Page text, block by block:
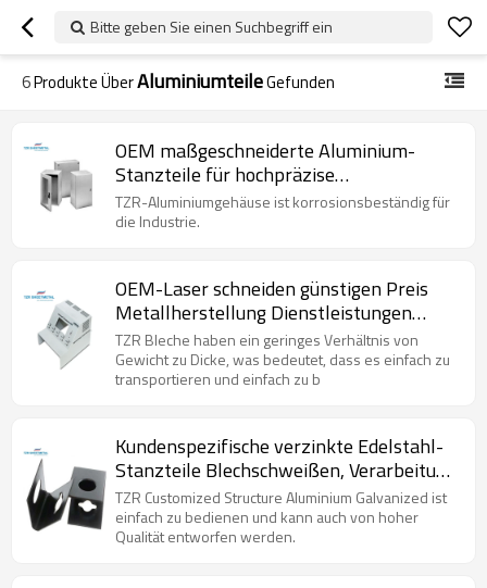
Bitte geben Sie einen Suchbegriff ein
6Produkte ÜberAluminiumteileGefunden
OEM maßgeschneiderte Aluminium-
Stanzteile für hochpräzise
Blechbearbeitung und anodische
Behandlung
TZR-Aluminiumgehäuse ist korrosionsbeständig für
die Industrie.
OEM-Laser schneiden günstigen Preis
Metallherstellung Dienstleistungen
benutzerdefinierte Blechfertigung
TZR Bleche haben ein geringes Verhältnis von
Gewicht zu Dicke, was bedeutet, dass es einfach zu
transportieren und einfach zu b
Kundenspezifische verzinkte Edelstahl-
Stanzteile Blechschweißen, Verarbeitung
und Fertigung
TZR Customized Structure Aluminium Galvanized ist
einfach zu bedienen und kann auch von hoher
Qualität entworfen werden.